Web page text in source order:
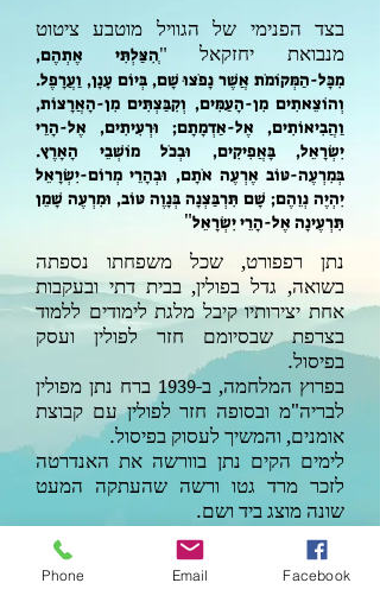
בצד הפנימי של הגוויל מוטבע ציטוט
מנבואת יחזקאל "ְהִצַּלְתִּי אֶתְהֶם,
מִכָּל-הַמְּקוֹמֹת אֲשֶׁר נָפֹצוּ שָׁם, בְּיוֹם עָנָן, וַעֲרָפֶל.
וְהוֹצֵאתִים מִן-הָעַמִּים, וְקִבַּצְתִּים מִן-הָאֲרָצוֹת,
וַהֲבִיאוֹתִים, אֶל-אַדְמָתָם; וּרְעִיתִים, אֶל-הָרֵי
יִשְׂרָאֵל, בָּאֲפִיקִים, וּבְכֹל מוֹשְׁבֵי הָאָרֶץ.
בְּמִרְעֶה-טּוֹב אֶרְעֶה אֹתָם, וּבְהָרֵי מְרוֹם-יִשְׂרָאֵל
יִהְיֶה נְוֵהֶם; שָׁם תִּרְבַּצְנָה בְּנָוֶה טּוֹב, וּמִרְעֶה שָׁמֵן
תִּרְעֶינָה אֶל-הָרֵי יִשְׂרָאֵל"
נתן רפפורט, שכל משפחתו נספתה
בשואה, גדל בפולין, בבית דתי ובעקבות
אחת יצירותיו קיבל מלגת לימודים ללמוד
בצרפת שבסיומם חזר לפולין ועסק
בפיסול.
בפרוץ המלחמה, ב-1939 ברח נתן מפולין
לבריה"מ ובסופה חזר לפולין עם קבוצת
אומנים, והמשיך לעסוק בפיסול.
לימים הקים נתן בוורשה את האנדרטה
לזכר מרד גטו ורשה שהעתקה המעט
שונה מוצג ביד ושם.
ההבדל בין האנדרטאות מתבטא בכך
שהאנדרטה בוורשה בנויה משתי תמונות
צמודות גב לגב, ובירושלים היא פרושה על
Phone Email Facebook